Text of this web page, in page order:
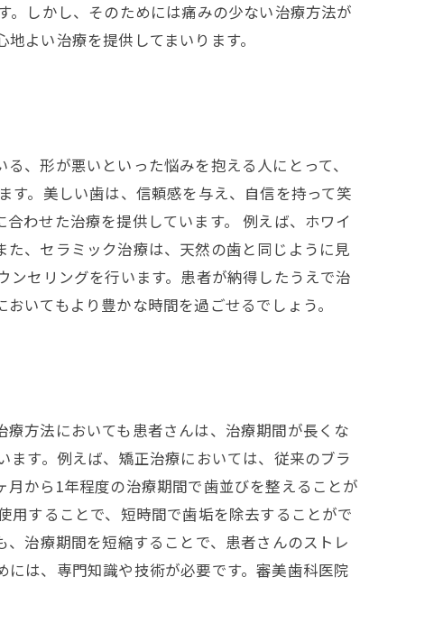
。しかし、そのためには痛みの少ない治療方法が
よい治療を提供してまいります。
、形が悪いといった悩みを抱える人にとって、
。美しい歯は、信頼感を与え、自信を持って笑
わせた治療を提供しています。 例えば、ホワイ
、セラミック治療は、天然の歯と同じように見
セリングを行います。患者が納得したうえで治
いてもより豊かな時間を過ごせるでしょう。
方法においても患者さんは、治療期間が長くな
す。例えば、矯正治療においては、従来のブラ
から1年程度の治療期間で歯並びを整えることが
用することで、短時間で歯垢を除去することがで
治療期間を短縮することで、患者さんのストレ
は、専門知識や技術が必要です。審美歯科医院